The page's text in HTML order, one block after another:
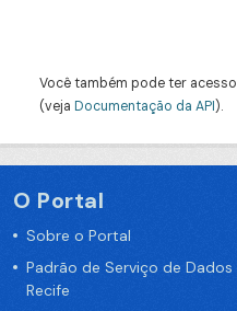
Você também pode ter
(veja Documentação da API).
O Portal
Sobre o Portal
Padrão de Serviço de
Recife